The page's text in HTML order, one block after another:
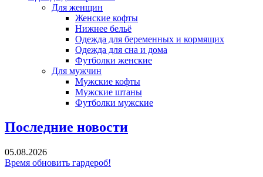
Для женщин
Женские кофты
Нижнее бельё
Одежда для беременных и кормящих
Одежда для сна и дома
Футболки женские
Для мужчин
Мужские кофты
Мужские штаны
Футболки мужские
Последние новости
05.08.2026
Время обновить гардероб!